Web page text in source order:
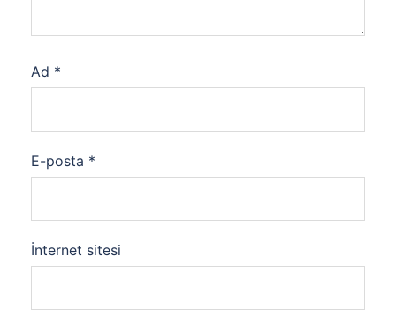
Ad *
E-posta *
İnternet sitesi